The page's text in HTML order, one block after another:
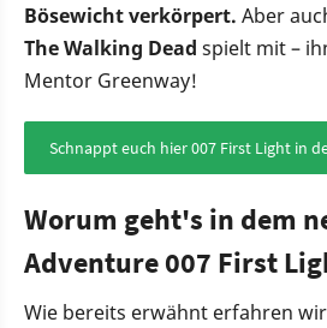
Bösewicht verkörpert. Aber
The Walking Dead spielt mit –
Mentor Greenway!
Schnappt euch hier 007 First Light in
Worum geht's in dem
Adventure 007 First
Wie bereits erwähnt erfahren